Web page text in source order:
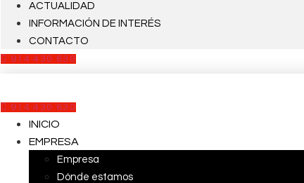
ACTUALIDAD
INFORMACIÓN DE INTERÉS
CONTACTO
914 430 630
914 430 630
INICIO
EMPRESA
Empresa
Dónde estamos